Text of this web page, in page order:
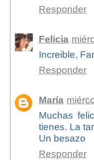
Responder
Felicia
Increible,
Responder
María
Muchas
tienes. La
Un besazo
Responder